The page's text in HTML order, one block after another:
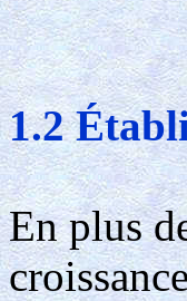
1.2
En plus